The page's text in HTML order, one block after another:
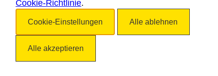
BARRIEREFREIHEIT
Cookie-Richtlinie.
Cookie-Einstellungen Alle ablehnen
Alle akzeptieren